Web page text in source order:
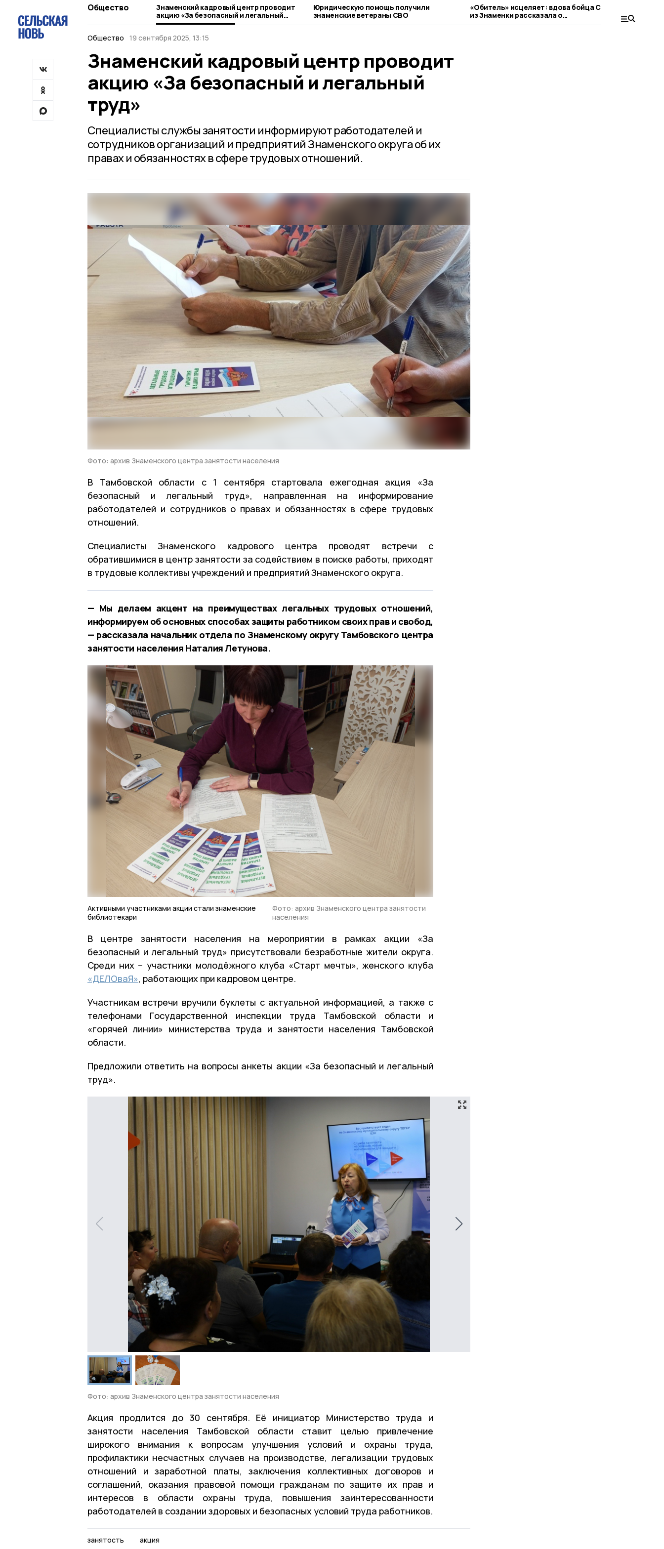
Общество
Знаменский кадровый центр проводит
акцию «За безопасный и легальный
труд»
Юридическую помощь получили
знаменские ветераны СВО
«Обитель» исцеляет: вдова бойца СВО
из Знаменки рассказала о
паломническом центре
Общество 19 сентября 2025, 13:15
Знаменский кадровый центр проводит
акцию «За безопасный и легальный
труд»
Специалисты службы занятости информируют работодателей и
сотрудников организаций и предприятий Знаменского округа об их
правах и обязанностях в сфере трудовых отношений.
Фото: архив Знаменского центра занятости населения
В Тамбовской области с 1 сентября стартовала ежегодная акция «За
безопасный и легальный труд», направленная на информирование
работодателей и сотрудников о правах и обязанностях в сфере трудовых
отношений.
Специалисты Знаменского кадрового центра проводят встречи с
обратившимися в центр занятости за содействием в поиске работы, приходят
в трудовые коллективы учреждений и предприятий Знаменского округа.
— Мы делаем акцент на преимуществах легальных трудовых отношений,
информируем об основных способах защиты работником своих прав и свобод,
— рассказала начальник отдела по Знаменскому округу Тамбовского центра
занятости населения Наталия Летунова.
Активными участниками акции стали знаменские
библиотекари
Фото: архив Знаменского центра занятости
населения
В центре занятости населения на мероприятии в рамках акции «За
безопасный и легальный труд» присутствовали безработные жители округа.
Среди них – участники молодёжного клуба «Старт мечты», женского клуба
«ДЕЛОваЯ», работающих при кадровом центре.
Участникам встречи вручили буклеты с актуальной информацией, а также с
телефонами Государственной инспекции труда Тамбовской области и
«горячей линии» министерства труда и занятости населения Тамбовской
области.
Предложили ответить на вопросы анкеты акции «За безопасный и легальный
труд».
Фото: архив Знаменского центра занятости населения
Акция продлится до 30 сентября. Её инициатор Министерство труда и
занятости населения Тамбовской области ставит целью привлечение
широкого внимания к вопросам улучшения условий и охраны труда,
профилактики несчастных случаев на производстве, легализации трудовых
отношений и заработной платы, заключения коллективных договоров и
соглашений, оказания правовой помощи гражданам по защите их прав и
интересов в области охраны труда, повышения заинтересованности
работодателей в создании здоровых и безопасных условий труда работников.
занятость акция